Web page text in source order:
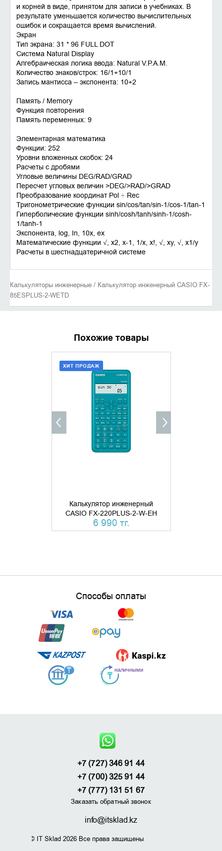
и корней в виде, принятом для записи в учебниках. В
результате уменьшается количество вычислительных
ошибок и сокращается время вычислений.
Экран
Тип экрана: 31 * 96 FULL DOT
Система Natural Display
Алгебраическая логика ввода: Natural V.P.A.M.
Количество знаков/строк: 16/1+10/1
Запись мантисса – экспонента: 10+2
Память / Memory
Функция повторения
Память переменных: 9
Элементарная математика
Функции: 252
Уровни вложенных скобок: 24
Расчеты с дробями
Угловые величины DEG/RAD/GRAD
Пересчет угловых величин >DEG/>RAD/>GRAD
Преобразование координат Pol ÷ Rec
Тригонометрические функции sin/cos/tan/sin-1/cos-1/tan-1
Гиперболические функции sinh/cosh/tanh/sinh-1/cosh-
1/tanh-1
Экспонента, log, In, 10x, ex
Математические функции √, x2, x-1, 1/x, x!, √, xy, √, x1/y
Расчеты в шестнадцатеричной системе
Калькуляторы инженерные / Калькулятор инженерный CASIO FX-
85ESPLUS-2-WETD
Похожие товары
Калькулятор инженерный
CASIO FX-220PLUS-2-W-EH
6 990 тг.
ХИТ ПРОДАЖ
ДОБАВИТЬ В КОРЗИНУ
КУПИТЬ В 1 КЛИК
Способы оплаты
+7 (727) 346 91 44
+7 (700) 325 91 44
+7 (777) 131 51 67
Заказать обратный звонок
info@itsklad.kz
© IT Sklad 2026 Все права защищены